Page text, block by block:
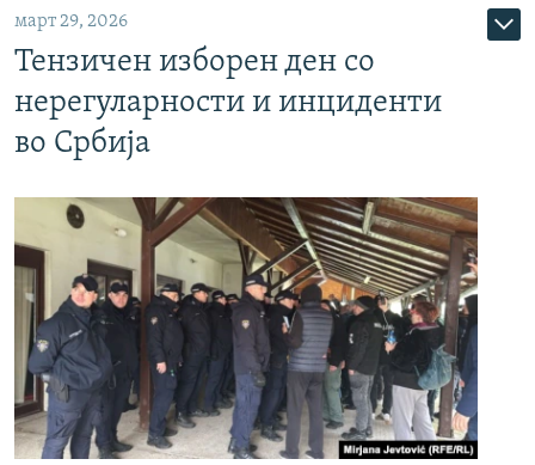
март 29, 2026
Тензичен изборен ден со
нерегуларности и инциденти
во Србија